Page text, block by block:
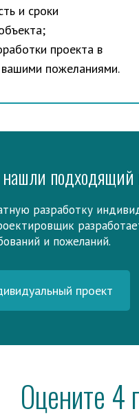
и сроки
проекта в
вашими пожеланиями.
подходящий
разработку
и пожеланий.
проект
Оцените 4